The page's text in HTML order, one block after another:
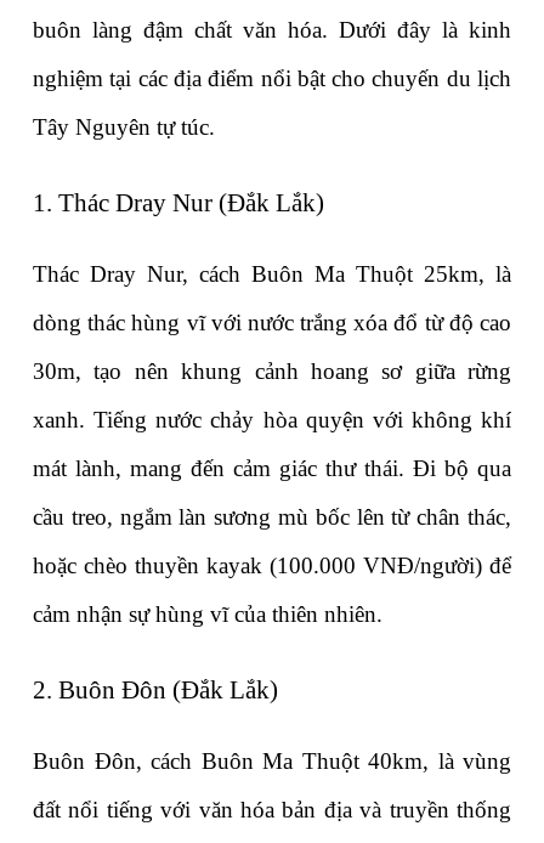
buôn làng đậm chất văn hóa. Dưới đây là kinh
nghiệm tại các địa điểm nổi bật cho chuyến du lịch
Tây Nguyên tự túc.
1. Thác Dray Nur (Đắk Lắk)
Thác Dray Nur, cách Buôn Ma Thuột 25km, là
dòng thác hùng vĩ với nước trắng xóa đổ từ độ cao
30m, tạo nên khung cảnh hoang sơ giữa rừng
xanh. Tiếng nước chảy hòa quyện với không khí
mát lành, mang đến cảm giác thư thái. Đi bộ qua
cầu treo, ngắm làn sương mù bốc lên từ chân thác,
hoặc chèo thuyền kayak (100.000 VNĐ/người) để
cảm nhận sự hùng vĩ của thiên nhiên.
2. Buôn Đôn (Đắk Lắk)
Buôn Đôn, cách Buôn Ma Thuột 40km, là vùng
đất nổi tiếng với văn hóa bản địa và truyền thống